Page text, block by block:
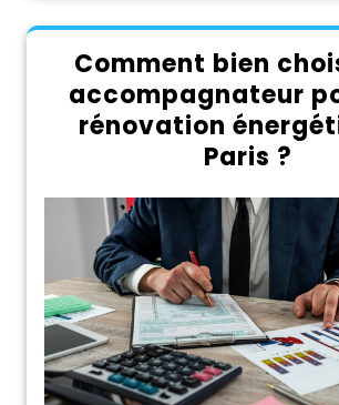
Comment bien
accompagnateur
rénovation
Paris ?